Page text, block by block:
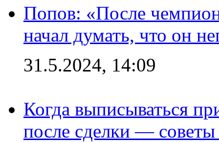
Попов: «После
начал думать, что он
31.5.2024, 14:09
Когда выписываться
после сделки —